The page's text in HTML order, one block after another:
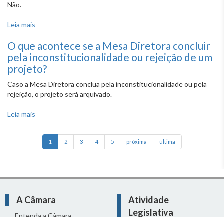
Não.
Leia mais
O que acontece se a Mesa Diretora concluir
pela inconstitucionalidade ou rejeição de um
projeto?
Caso a Mesa Diretora conclua pela inconstitucionalidade ou pela
rejeição, o projeto será arquivado.
Leia mais
1 2 3 4 5 próxima última
A Câmara
Entenda a Câmara
Atividade
Legislativa